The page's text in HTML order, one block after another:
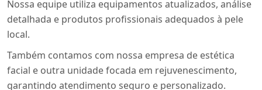
Nossa equipe utiliza equipamentos atualizados, análise
detalhada e produtos profissionais adequados à pele
local.
Também contamos com nossa empresa de estética
facial e outra unidade focada em rejuvenescimento,
garantindo atendimento seguro e personalizado.